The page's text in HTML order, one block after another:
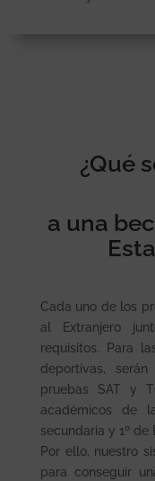
¿Qué
a una
Cada uno de los
al Extranjero
requisitos. Para
deportivas,
pruebas SAT y
académicos de
secundaria y 1º de
Por ello, nuestro
para conseguir